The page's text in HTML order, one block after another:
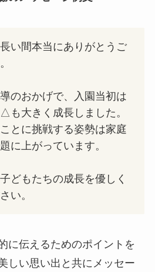
い間本当にありがとうご
のおかげで、入園当初は
大きく成長しました。
とに挑戦する姿勢は家庭
に上がっています。
どもたちの成長を優しく
い。
に伝えるためのポイントを
しい思い出と共にメッセー